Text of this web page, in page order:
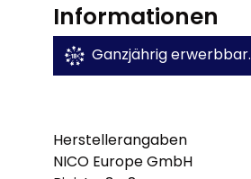
Informationen
Ganzjährig erwerbbar.
Herstellerangaben
NICO Europe GmbH